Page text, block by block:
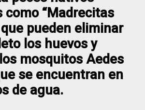
como “Madrecitas
pueden eliminar
los huevos y
mosquitos Aedes
se encuentran en
de agua.